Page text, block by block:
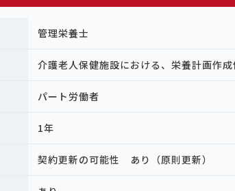
管理栄養士
介護老人保健施設における、栄養計画
パート労働者
1年
契約更新の可能性 あり（原則更新）